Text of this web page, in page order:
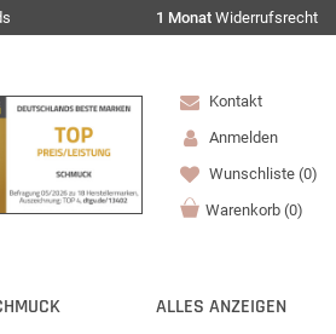
1 Monat Widerrufsrecht
Kontakt
Anmelden
Wunschliste (0)
Warenkorb (0)
ALLES ANZEIGEN